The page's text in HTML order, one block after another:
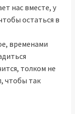
нас вместе, у
остаться в
временами
толком не
чтобы так